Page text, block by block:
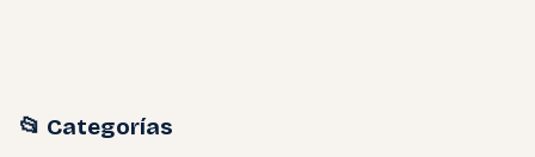
📂 Categorías